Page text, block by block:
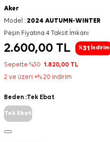
Aker
Model : 2024 AUTUMN-WINTER
Peşin Fiyatına 4 Taksit İmkanı
2.600,00 TL %31 İndirim
Sepette %30 1.820,00 TL
2 ve üzeri +% 20 indirim
Beden :Tek Ebat
Tek Ebat